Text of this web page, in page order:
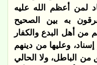
لمن أعظم الله عليه
به بين الصحيح
من أهل البدع والكفار
إسناد، وعليها من دينهم
من الباطل، ولا الحالي